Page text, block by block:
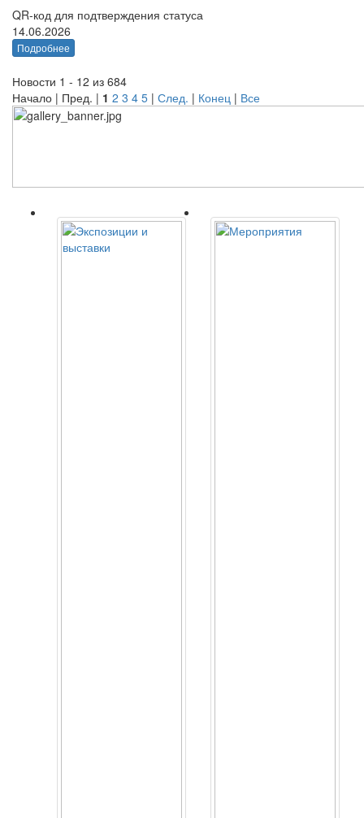
QR-код для подтверждения статуса
14.06.2026
Подробнее
Новости 1 - 12 из 684
Начало | Пред. | 1 2 3 4 5 | След. | Конец | Все